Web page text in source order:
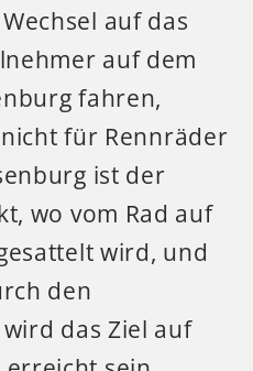
auf das
auf dem
fahren,
für Rennräder
ist der
wo vom Rad auf
wird, und
den
das Ziel auf